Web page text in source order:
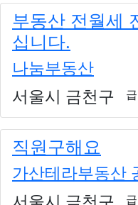
부동산 전월세
십니다.
나눔부동산
서울시 금천구
직원구해요
가산테라부동산